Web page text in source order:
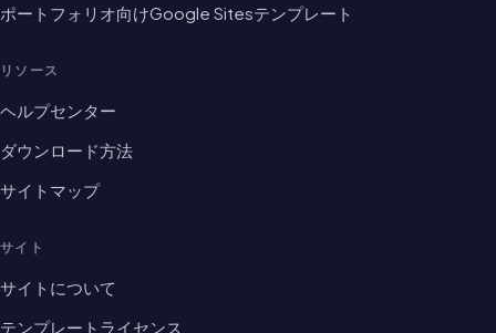
ポートフォリオ向けGoogle Sitesテンプレート
リソース
ヘルプセンター
ダウンロード方法
サイトマップ
サイト
サイトについて
テンプレートライセンス